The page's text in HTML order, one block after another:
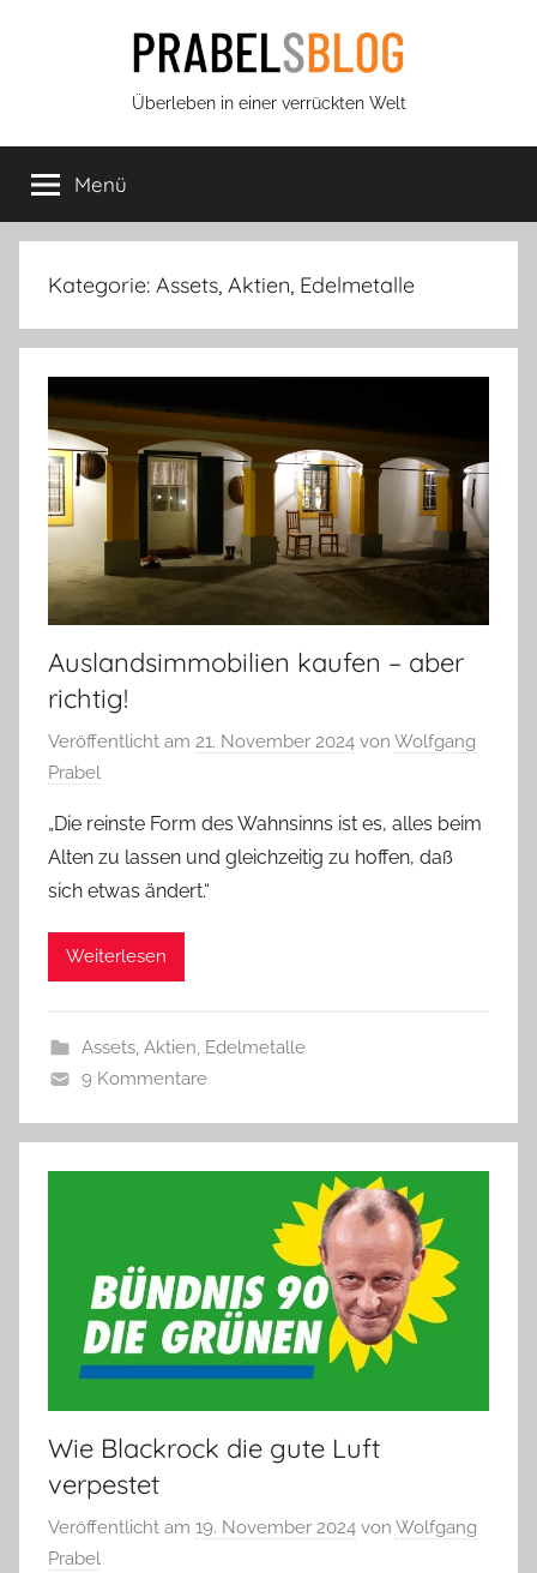
Prabels
Blog
Überleben in einer verrückten Welt
Menü
Kategorie: Assets, Aktien, Edelmetalle
Auslandsimmobilien kaufen – aber
richtig!
Veröffentlicht am 21. November 2024 von Wolfgang
Prabel
„Die reinste Form des Wahnsinns ist es, alles beim
Alten zu lassen und gleichzeitig zu hoffen, daß
sich etwas ändert.“
Weiterlesen
Assets, Aktien, Edelmetalle
9 Kommentare
Wie Blackrock die gute Luft
verpestet
Veröffentlicht am 19. November 2024 von Wolfgang
Prabel